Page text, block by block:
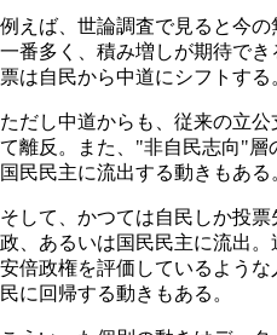
例えば、世論調査で見ると今
一番多く、積み増しが期待で
票は自民から中道にシフトする
ただし中道からも、従来の立
て離反。また、"非自民志向"層
国民民主に流出する動きもある
そして、かつては自民しか投
政、あるいは国民民主に流出
安倍政権を評価しているよう
民に回帰する動きもある。